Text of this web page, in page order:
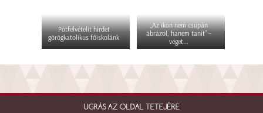
Pótfelvételit hirdet
görögkatolikus főiskolánk
„Az ikon nem csupán
ábrázol, hanem tanít” –
véget...
UGRÁS AZ OLDAL TETEJÉRE